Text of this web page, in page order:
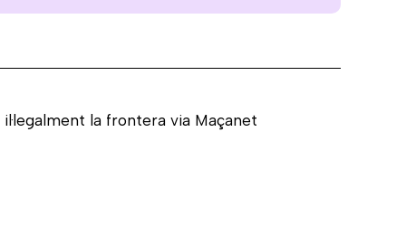
la frontera via Maçanet